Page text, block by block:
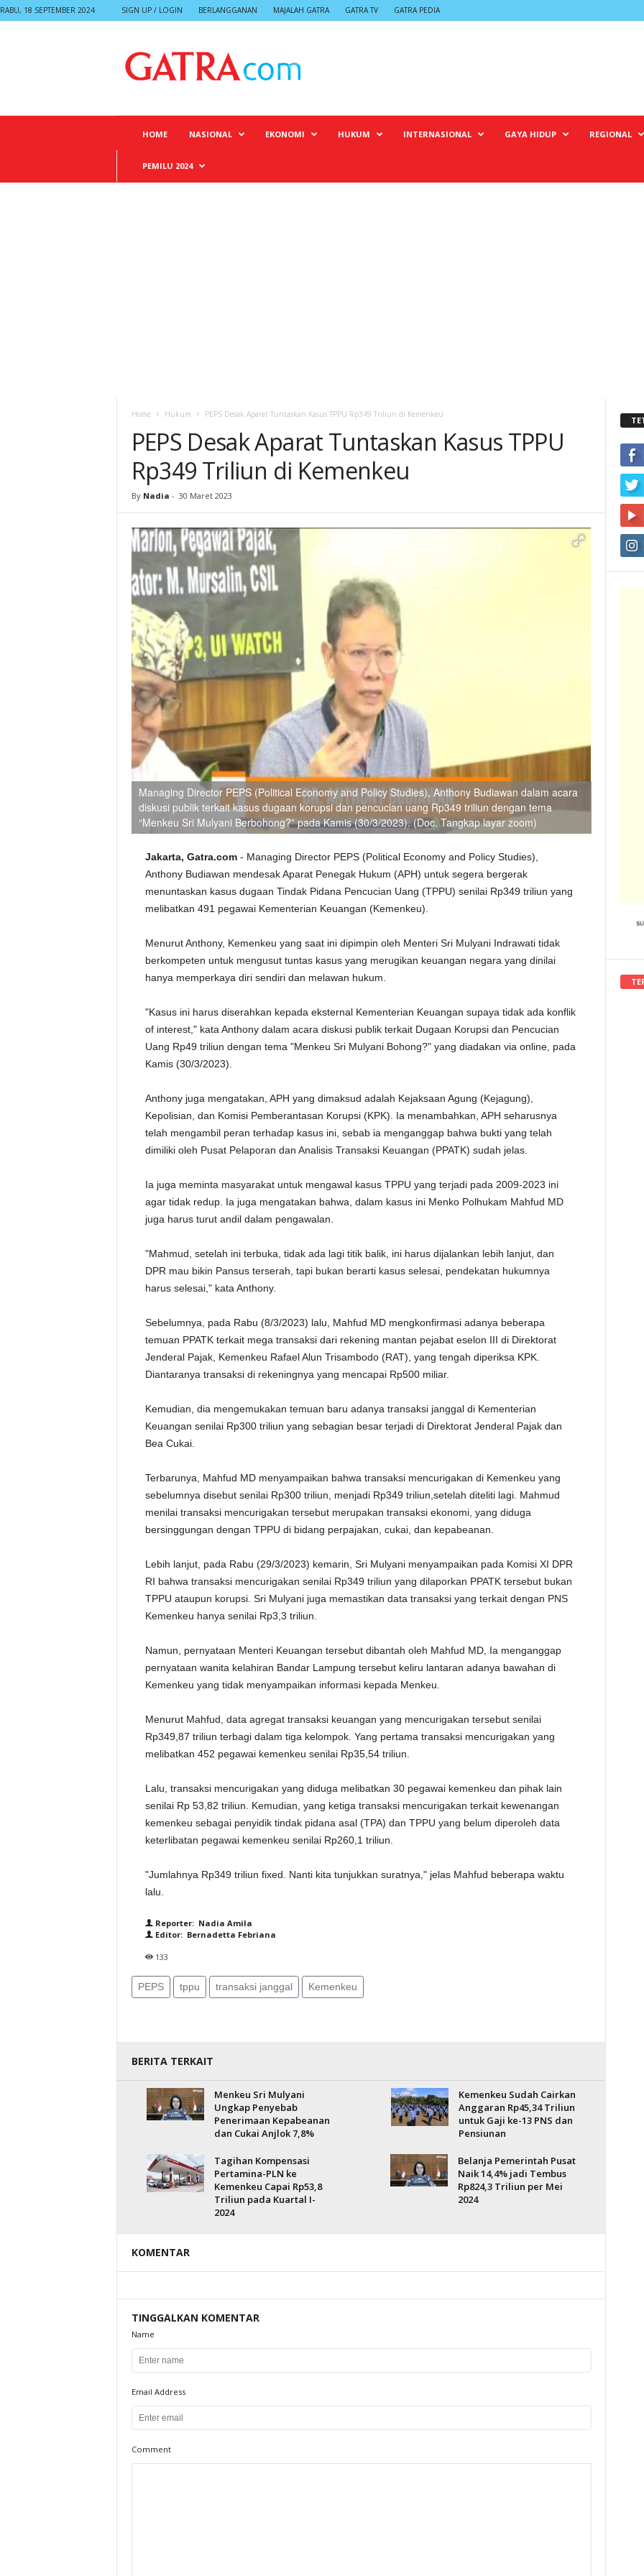
RABU, 18 SEPTEMBER 2024 SIGN UP / LOGIN BERLANGGANAN MAJALAH GATRA GATRA TV GATRA PEDIA
HOME NASIONAL EKONOMI HUKUM INTERNASIONAL GAYA HIDUP REGIONAL
PEMILU 2024
Home Hukum PEPS Desak Aparat Tuntaskan Kasus TPPU Rp349 Triliun di Kemenkeu
PEPS Desak Aparat Tuntaskan Kasus TPPU
Rp349 Triliun di Kemenkeu
By Nadia - 30 Maret 2023
Managing Director PEPS (Political Economy and Policy Studies), Anthony Budiawan dalam acara
diskusi publik terkait kasus dugaan korupsi dan pencucian uang Rp349 triliun dengan tema
“Menkeu Sri Mulyani Berbohong?” pada Kamis (30/3/2023). (Doc. Tangkap layar zoom)
Jakarta, Gatra.com - Managing Director PEPS (Political Economy and Policy Studies),
Anthony Budiawan mendesak Aparat Penegak Hukum (APH) untuk segera bergerak
menuntaskan kasus dugaan Tindak Pidana Pencucian Uang (TPPU) senilai Rp349 triliun yang
melibatkan 491 pegawai Kementerian Keuangan (Kemenkeu).
Menurut Anthony, Kemenkeu yang saat ini dipimpin oleh Menteri Sri Mulyani Indrawati tidak
berkompeten untuk mengusut tuntas kasus yang merugikan keuangan negara yang dinilai
hanya memperkaya diri sendiri dan melawan hukum.
"Kasus ini harus diserahkan kepada eksternal Kementerian Keuangan supaya tidak ada konflik
of interest," kata Anthony dalam acara diskusi publik terkait Dugaan Korupsi dan Pencucian
Uang Rp49 triliun dengan tema "Menkeu Sri Mulyani Bohong?" yang diadakan via online, pada
Kamis (30/3/2023).
Anthony juga mengatakan, APH yang dimaksud adalah Kejaksaan Agung (Kejagung),
Kepolisian, dan Komisi Pemberantasan Korupsi (KPK). Ia menambahkan, APH seharusnya
telah mengambil peran terhadap kasus ini, sebab ia menganggap bahwa bukti yang telah
dimiliki oleh Pusat Pelaporan dan Analisis Transaksi Keuangan (PPATK) sudah jelas.
Ia juga meminta masyarakat untuk mengawal kasus TPPU yang terjadi pada 2009-2023 ini
agar tidak redup. Ia juga mengatakan bahwa, dalam kasus ini Menko Polhukam Mahfud MD
juga harus turut andil dalam pengawalan.
"Mahmud, setelah ini terbuka, tidak ada lagi titik balik, ini harus dijalankan lebih lanjut, dan
DPR mau bikin Pansus terserah, tapi bukan berarti kasus selesai, pendekatan hukumnya
harus selesai," kata Anthony.
Sebelumnya, pada Rabu (8/3/2023) lalu, Mahfud MD mengkonfirmasi adanya beberapa
temuan PPATK terkait mega transaksi dari rekening mantan pejabat eselon III di Direktorat
Jenderal Pajak, Kemenkeu Rafael Alun Trisambodo (RAT), yang tengah diperiksa KPK.
Diantaranya transaksi di rekeningnya yang mencapai Rp500 miliar.
Kemudian, dia mengemukakan temuan baru adanya transaksi janggal di Kementerian
Keuangan senilai Rp300 triliun yang sebagian besar terjadi di Direktorat Jenderal Pajak dan
Bea Cukai.
Terbarunya, Mahfud MD menyampaikan bahwa transaksi mencurigakan di Kemenkeu yang
sebelumnya disebut senilai Rp300 triliun, menjadi Rp349 triliun,setelah diteliti lagi. Mahmud
menilai transaksi mencurigakan tersebut merupakan transaksi ekonomi, yang diduga
bersinggungan dengan TPPU di bidang perpajakan, cukai, dan kepabeanan.
Lebih lanjut, pada Rabu (29/3/2023) kemarin, Sri Mulyani menyampaikan pada Komisi XI DPR
RI bahwa transaksi mencurigakan senilai Rp349 triliun yang dilaporkan PPATK tersebut bukan
TPPU ataupun korupsi. Sri Mulyani juga memastikan data transaksi yang terkait dengan PNS
Kemenkeu hanya senilai Rp3,3 triliun.
Namun, pernyataan Menteri Keuangan tersebut dibantah oleh Mahfud MD, Ia menganggap
pernyataan wanita kelahiran Bandar Lampung tersebut keliru lantaran adanya bawahan di
Kemenkeu yang tidak menyampaikan informasi kepada Menkeu.
Menurut Mahfud, data agregat transaksi keuangan yang mencurigakan tersebut senilai
Rp349,87 triliun terbagi dalam tiga kelompok. Yang pertama transaksi mencurigakan yang
melibatkan 452 pegawai kemenkeu senilai Rp35,54 triliun.
Lalu, transaksi mencurigakan yang diduga melibatkan 30 pegawai kemenkeu dan pihak lain
senilai Rp 53,82 triliun. Kemudian, yang ketiga transaksi mencurigakan terkait kewenangan
kemenkeu sebagai penyidik tindak pidana asal (TPA) dan TPPU yang belum diperoleh data
keterlibatan pegawai kemenkeu senilai Rp260,1 triliun.
"Jumlahnya Rp349 triliun fixed. Nanti kita tunjukkan suratnya," jelas Mahfud beberapa waktu
lalu.
Reporter: Nadia Amila
Editor: Bernadetta Febriana
133
PEPS tppu transaksi janggal Kemenkeu
BERITA TERKAIT
Menkeu Sri Mulyani
Ungkap Penyebab
Penerimaan Kepabeanan
dan Cukai Anjlok 7,8%
Kemenkeu Sudah Cairkan
Anggaran Rp45,34 Triliun
untuk Gaji ke-13 PNS dan
Pensiunan
Tagihan Kompensasi
Pertamina-PLN ke
Kemenkeu Capai Rp53,8
Triliun pada Kuartal I-
2024
Belanja Pemerintah Pusat
Naik 14,4% jadi Tembus
Rp824,3 Triliun per Mei
2024
KOMENTAR
TINGGALKAN KOMENTAR
Name
Email Address
Comment